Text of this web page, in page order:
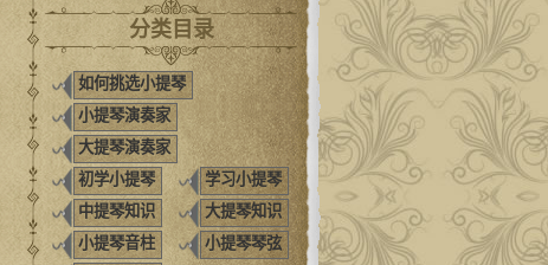
分类目录
如何挑选小提琴
小提琴演奏家
大提琴演奏家
初学小提琴
学习小提琴
中提琴知识
大提琴知识
小提琴音柱
小提琴琴弦